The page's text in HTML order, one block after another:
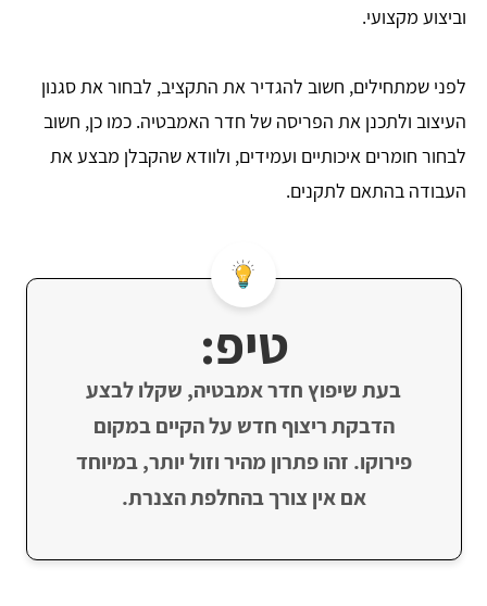
וביצוע מקצועי.
לפני שמתחילים, חשוב להגדיר את התקציב, לבחור את סגנון
העיצוב ולתכנן את הפריסה של חדר האמבטיה. כמו כן, חשוב
לבחור חומרים איכותיים ועמידים, ולוודא שהקבלן מבצע את
העבודה בהתאם לתקנים.
טיפ:
בעת שיפוץ חדר אמבטיה, שקלו לבצע
הדבקת ריצוף חדש על הקיים במקום
פירוקו. זהו פתרון מהיר וזול יותר, במיוחד
אם אין צורך בהחלפת הצנרת.